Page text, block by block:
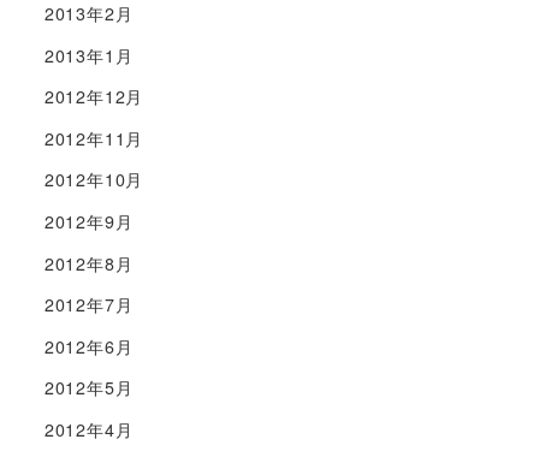
2013年2月
2013年1月
2012年12月
2012年11月
2012年10月
2012年9月
2012年8月
2012年7月
2012年6月
2012年5月
2012年4月